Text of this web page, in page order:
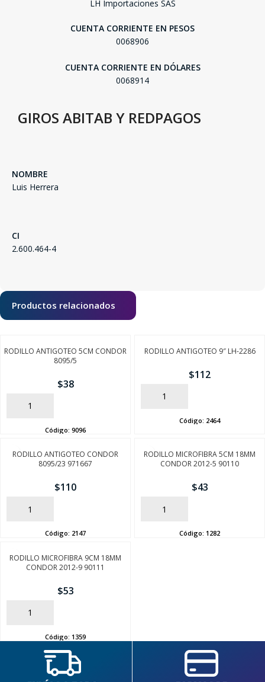
LH Importaciones SAS
CUENTA CORRIENTE EN PESOS
0068906
CUENTA CORRIENTE EN DÓLARES
0068914
GIROS ABITAB Y REDPAGOS
NOMBRE
Luis Herrera
CI
2.600.464-4
Productos relacionados
RODILLO ANTIGOTEO 5CM CONDOR
8095/5
$38
AÑADIR
Código: 9096
RODILLO ANTIGOTEO 9″ LH-2286
$112
AÑADIR
Código: 2464
RODILLO ANTIGOTEO CONDOR
8095/23 971667
$110
AÑADIR
Código: 2147
RODILLO MICROFIBRA 5CM 18MM
CONDOR 2012-5 90110
$43
AÑADIR
Código: 1282
RODILLO MICROFIBRA 9CM 18MM
CONDOR 2012-9 90111
$53
AÑADIR
Código: 1359